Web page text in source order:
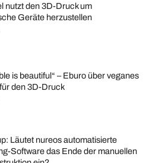
nutzt den 3D-Druck um
Geräte herzustellen
is beautiful“ – Eburo über veganes
den 3D-Druck
Läutet nureos automatisierte
Software das Ende der manuellen